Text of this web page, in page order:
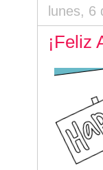
lunes, 6
¡Feliz